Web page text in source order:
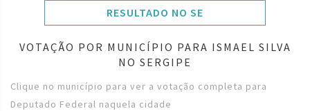
RESULTADO NO SE
VOTAÇÃO POR MUNICÍPIO PARA ISMAEL SILVA
NO SERGIPE
Clique no município para ver a votação completa para
Deputado Federal naquela cidade